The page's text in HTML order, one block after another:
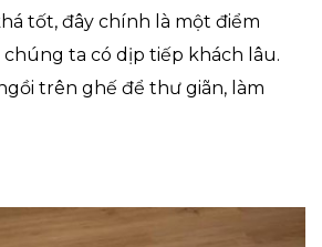
tốt, đây chính là một điểm
chúng ta có dịp tiếp khách lâu.
trên ghế để thư giãn, làm